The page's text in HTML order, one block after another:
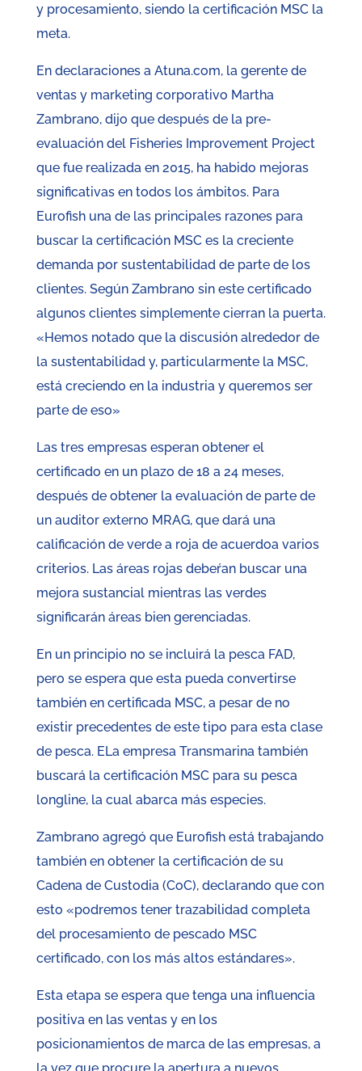
y procesamiento, siendo la certificación MSC la
meta.
En declaraciones a Atuna.com, la gerente de
ventas y marketing corporativo Martha
Zambrano, dijo que después de la pre-
evaluación del Fisheries Improvement Project
que fue realizada en 2015, ha habido mejoras
significativas en todos los ámbitos. Para
Eurofish una de las principales razones para
buscar la certificación MSC es la creciente
demanda por sustentabilidad de parte de los
clientes. Según Zambrano sin este certificado
algunos clientes simplemente cierran la puerta.
«Hemos notado que la discusión alrededor de
la sustentabilidad y, particularmente la MSC,
está creciendo en la industria y queremos ser
parte de eso»
Las tres empresas esperan obtener el
certificado en un plazo de 18 a 24 meses,
después de obtener la evaluación de parte de
un auditor externo MRAG, que dará una
calificación de verde a roja de acuerdoa varios
criterios. Las áreas rojas debeŕan buscar una
mejora sustancial mientras las verdes
significarán áreas bien gerenciadas.
En un principio no se incluirá la pesca FAD,
pero se espera que esta pueda convertirse
también en certificada MSC, a pesar de no
existir precedentes de este tipo para esta clase
de pesca. ELa empresa Transmarina también
buscará la certificación MSC para su pesca
longline, la cual abarca más especies.
Zambrano agregó que Eurofish está trabajando
también en obtener la certificación de su
Cadena de Custodia (CoC), declarando que con
esto «podremos tener trazabilidad completa
del procesamiento de pescado MSC
certificado, con los más altos estándares».
Esta etapa se espera que tenga una influencia
positiva en las ventas y en los
posicionamientos de marca de las empresas, a